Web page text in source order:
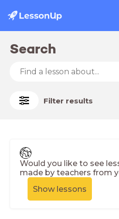
Search
Filter results
Would you like to see
made by teachers from
Show lessons